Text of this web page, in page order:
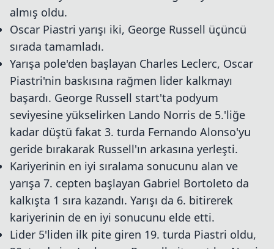
almış oldu.
Oscar Piastri yarışı iki, George Russell üçüncü
sırada tamamladı.
Yarışa pole'den başlayan Charles Leclerc, Oscar
Piastri'nin baskısına rağmen lider kalkmayı
başardı. George Russell start'ta podyum
seviyesine yükselirken Lando Norris de 5.'liğe
kadar düştü fakat 3. turda Fernando Alonso'yu
geride bırakarak Russell'ın arkasına yerleşti.
Kariyerinin en iyi sıralama sonucunu alan ve
yarışa 7. cepten başlayan Gabriel Bortoleto da
kalkışta 1 sıra kazandı. Yarışı da 6. bitirerek
kariyerinin de en iyi sonucunu elde etti.
Lider 5'liden ilk pite giren 19. turda Piastri oldu,